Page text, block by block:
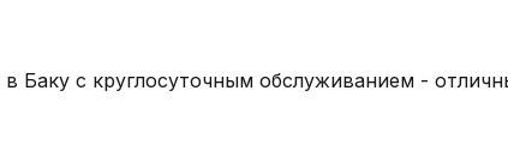
с круглосуточным обслуживанием -